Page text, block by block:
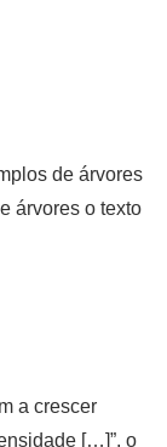
de árvores
árvores o texto
a crescer
[…]”, o